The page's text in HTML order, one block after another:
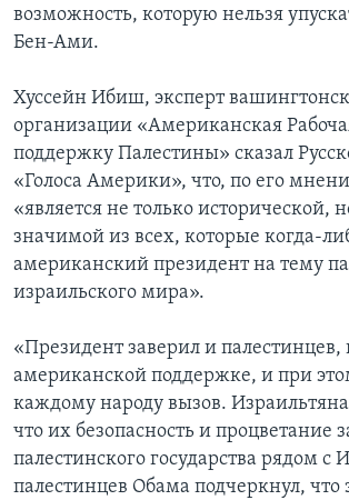
возможность, которую нельзя
Бен-Ами.
Хуссейн Ибиш, эксперт
организации «Американская
поддержку Палестины» сказал
«Голоса Америки», что, по его
«является не только исторической,
значимой из всех, которые когда-
американский президент на тему
израильского мира».
«Президент заверил и палестинцев,
американской поддержке, и при
каждому народу вызов.
что их безопасность и процветание
палестинского государства рядом с
палестинцев Обама подчеркнул, что